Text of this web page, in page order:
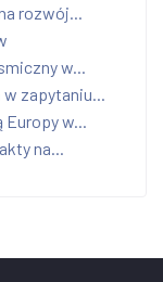
rozwój...
w...
w zapytaniu...
Europy w...
na...